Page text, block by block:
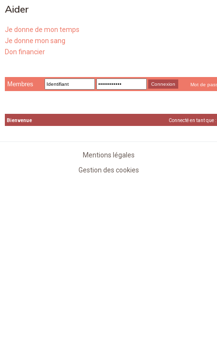
Aider
Je donne de mon temps
Je donne mon sang
Don financier
Membres Mot de
Bienvenue Connecté en tant que :
Mentions légales
Gestion des cookies